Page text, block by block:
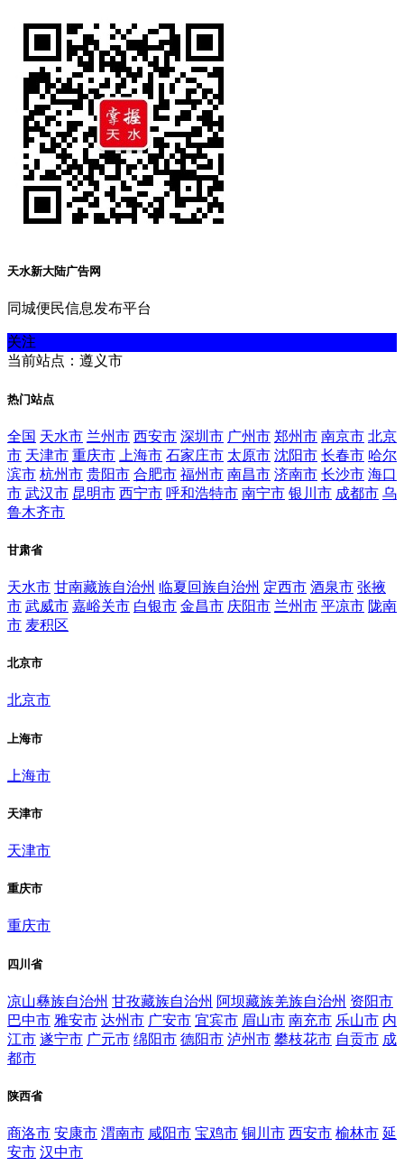
天水新大陆广告网
同城便民信息发布平台
关注
当前站点：遵义市
热门站点
全国 天水市 兰州市 西安市 深圳市 广州市 郑州市 南京市 北京
市 天津市 重庆市 上海市 石家庄市 太原市 沈阳市 长春市 哈尔
滨市 杭州市 贵阳市 合肥市 福州市 南昌市 济南市 长沙市 海口
市 武汉市 昆明市 西宁市 呼和浩特市 南宁市 银川市 成都市 乌
鲁木齐市
甘肃省
天水市 甘南藏族自治州 临夏回族自治州 定西市 酒泉市 张掖
市 武威市 嘉峪关市 白银市 金昌市 庆阳市 兰州市 平凉市 陇南
市 麦积区
北京市
北京市
上海市
上海市
天津市
天津市
重庆市
重庆市
四川省
凉山彝族自治州 甘孜藏族自治州 阿坝藏族羌族自治州 资阳市
巴中市 雅安市 达州市 广安市 宜宾市 眉山市 南充市 乐山市 内
江市 遂宁市 广元市 绵阳市 德阳市 泸州市 攀枝花市 自贡市 成
都市
陕西省
商洛市 安康市 渭南市 咸阳市 宝鸡市 铜川市 西安市 榆林市 延
安市 汉中市